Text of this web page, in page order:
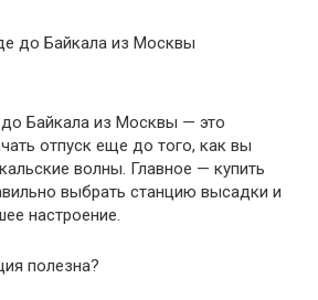
Байкала из Москвы — это
отпуск еще до того, как вы
волны. Главное — купить
выбрать станцию высадки и
настроение.
полезна?